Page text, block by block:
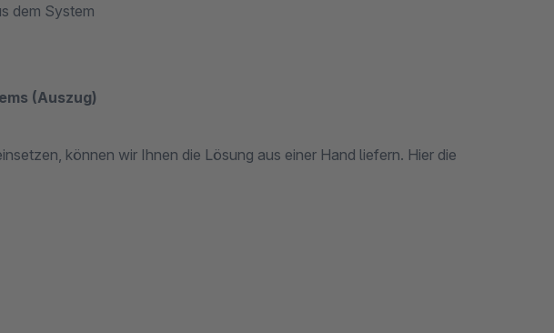
dem System
(Auszug)
können wir Ihnen die Lösung aus einer Hand liefern. Hier die